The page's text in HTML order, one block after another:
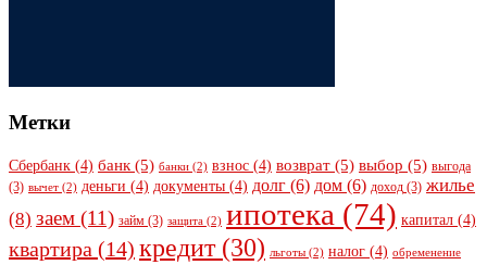
Метки
Сбербанк (4) банк (5) банки (2) взнос (4) возврат (5) выбор (5) выгода
(3) вычет (2) деньги (4) документы (4) долг (6) дом (6) доход (3) жилье
(8) заем (11) займ (3) защита (2) ипотека (74) капитал (4)
квартира (14) кредит(30) льготы (2) налог (4) обременение